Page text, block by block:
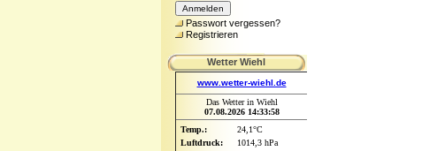
Passwort vergessen?
Registrieren
Wetter Wiehl